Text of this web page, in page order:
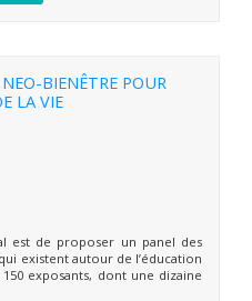
BIENÊTRE POUR
LA VIE
est de proposer un panel des
existent autour de l’éducation
exposants, dont une dizaine